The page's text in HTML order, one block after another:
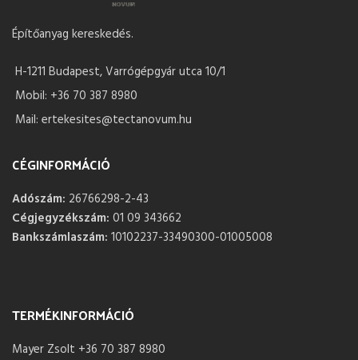
Építőanyag kereskedés.
H-1211 Budapest, Varrógépgyár utca 10/1
Mobil: +36 70 387 8980
Mail: ertekesites@tectanovum.hu
CÉGINFORMÁCIÓ
Adószám: 26766298-2-43
Cégjegyzékszám: 01 09 343662
Bankszámlaszám: 10102237-33490300-01005008
TERMÉKINFORMÁCIÓ
Mayer Zsolt +36 70 387 8980